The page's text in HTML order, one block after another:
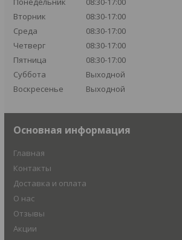
Вторник
08:30-17:00
Среда
08:30-17:00
Четверг
08:30-17:00
Пятница
08:30-17:00
Суббота
Выходной
Воскресенье
Выходной
Основная информация
Главная
Контакты
Доставка и оплата
О нас
Отзывы
Акции